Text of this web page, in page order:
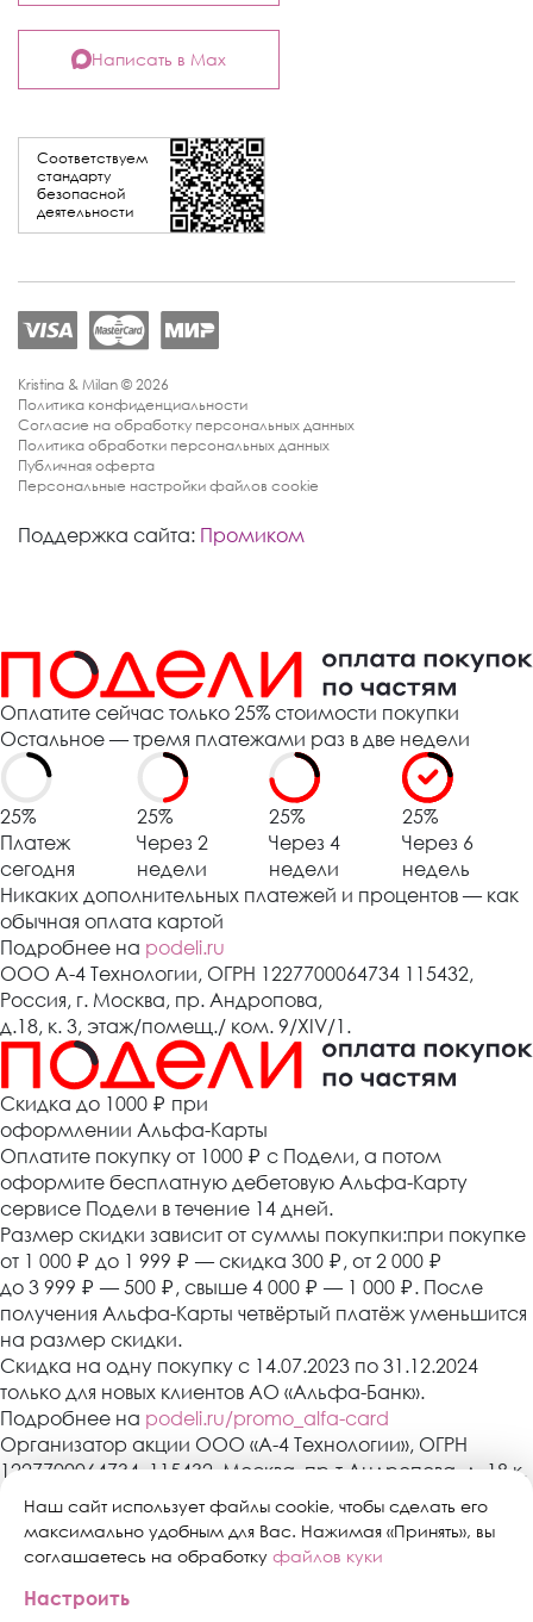
Соответствуем
стандарту
безопасной
деятельности
Написать в Max
Kristina & Milan © 2026
Политика конфиденциальности
Согласие на обработку персональных данных
Политика обработки персональных данных
Публичная оферта
Персональные настройки файлов cookie
Поддержка сайта: Промиком
Наш сайт использует файлы cookie, чтобы сделать его
максимально удобным для Вас. Нажимая «Принять», вы
соглашаетесь на обработку файлов куки
Настроить
Оплатите сейчас только 25% стоимости покупки
Остальное — тремя платежами раз в две недели
25%
Платеж
сегодня
25%
Через 2
недели
25%
Через 4
недели
25%
Через 6
недель
Никаких дополнительных платежей и процентов — как
обычная оплата картой
Подробнее на podeli.ru
ООО А-4 Технологии, ОГРН 1227700064734 115432,
Россия, г. Москва, пр. Андропова,
д.18, к. 3, этаж/помещ./ ком. 9/XIV/1.
Cкидка до 1000 ₽ при
оформлении Альфа-Карты
Оплатите покупку от 1000 ₽ с Подели, а потом
оформите бесплатную дебетовую Альфа-Карту
сервисе Подели в течение 14 дней.
Размер скидки зависит от суммы покупки:при покупке
от 1 000 ₽ до 1 999 ₽ — скидка 300 ₽ , от 2 000 ₽
до 3 999 ₽ — 500 ₽ , свыше 4 000 ₽ — 1 000 ₽. После
получения Альфа-Карты четвёртый платёж уменьшится
на размер скидки.
Скидка на одну покупку с 14.07.2023 по 31.12.2024
только для новых клиентов АО «Альфа-Банк».
Подробнее на podeli.ru/promo_alfa-card
Организатор акции ООО «А-4 Технологии», ОГРН
1227700064734, 115432, Москва, пр-т Андропова, д. 18 к.
3, эт./пом./ком. 9/XIV/1. АО «Альфа-Банк»,
Генеральная лицензия банка России № 1326 от 16
января 2015 г. Скидка предоставляется один раз в
оформлении Альфа-Карты в сервисе «Подели» в